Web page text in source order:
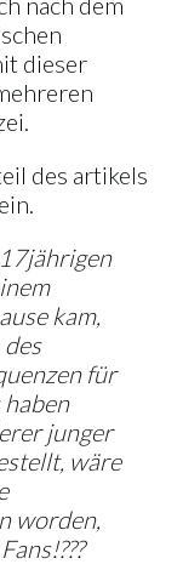
dieser
des artikels
kam,
des
für
junger
wäre
worden,